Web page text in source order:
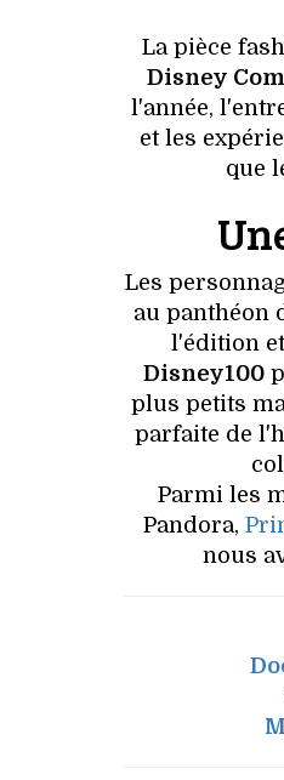
La pièce
Disney
l'année,
et les
que
Les
au panthéon
l'édition
Disney100
plus petits
parfaite de
Parmi les
Pandora,
nous